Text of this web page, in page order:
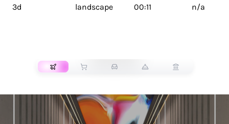
3d
landscape
00:11
n/a